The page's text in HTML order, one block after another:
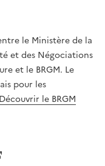
A
le Ministère de la
et des Négociations
et le BRGM. Le
pour les
Découvrir le BRGM